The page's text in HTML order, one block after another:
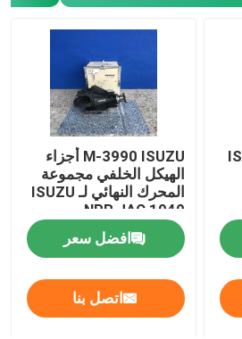
M-3990 ISUZU أجزاء
الهيكل الخلفي مجموعة
المحرك النهائي لـ ISUZU
NPR JAC 1040
افضل سعر
اتصل بنا